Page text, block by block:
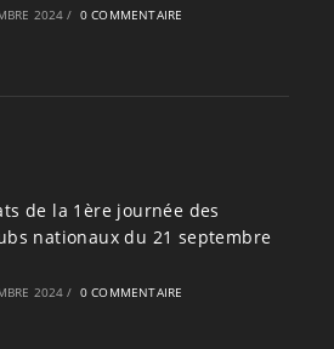
2024 / 0 COMMENTAIRE
de la 1ère journée des
nationaux du 21 septembre
2024 / 0 COMMENTAIRE